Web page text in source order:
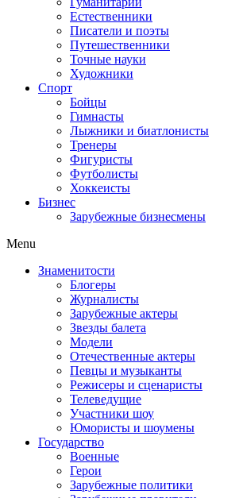
Естественники
Писатели и поэты
Путешественники
Точные науки
Художники
Спорт
Бойцы
Гимнасты
Лыжники и биатлонисты
Тренеры
Фигуристы
Футболисты
Хоккеисты
Бизнес
Зарубежные бизнесмены
Menu
Знаменитости
Блогеры
Журналисты
Зарубежные актеры
Звезды балета
Модели
Отечественные актеры
Певцы и музыканты
Режисеры и сценаристы
Телеведущие
Участники шоу
Юмористы и шоумены
Государство
Военные
Герои
Зарубежные политики